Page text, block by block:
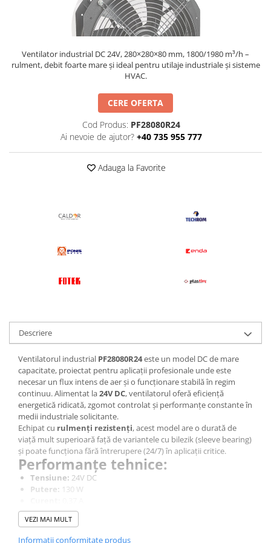
Rezistente electrice banda mica
Rezistente Ceramice
Rezistentele tubulare flexibile
Incalzitor ceramic infrarosu
Rezistente electrice tubulara
Rezistenta cuptor
Ventilator industrial DC 24V, 280×280×80 mm, 1800/1980 m³/h –
rulment, debit foarte mare și ideal pentru utilaje industriale și sisteme
HVAC.
CERE OFERTA
Cod Produs: PF28080R24
Ai nevoie de ajutor? +40 735 955 777
Adauga la Favorite
Descriere
Ventilatorul industrial PF28080R24este un model DC de mare
capacitate, proiectat pentru aplicații profesionale unde este
necesar un flux intens de aer și o funcționare stabilă în regim
continuu. Alimentat la24V DC, ventilatorul oferă eficiență
energetică ridicată, zgomot controlat și performanțe constante în
medii industriale solicitante.
Echipat cu rulmenți rezistenți, acest model are o durată de
viață mult superioară față de variantele cu bilezik (sleeve bearing)
și poate funcționa fără întrerupere (24/7) în aplicații critice.
Performanțe tehnice:
Tensiune: 24V DC
Putere: 130 W
Turație:2600 rpm
Debitul de aer:
Nivel de zgomot: 68 dBA
VEZI MAI MULT
Informatii conformitate produs